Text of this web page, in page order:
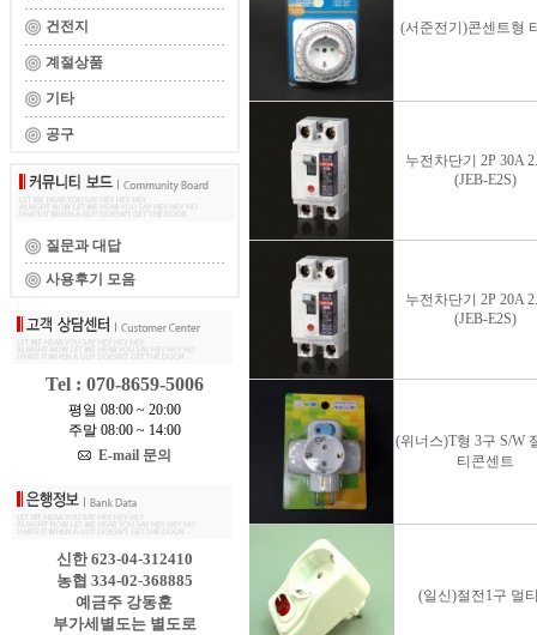
건전지
계절상품
기타
공구
질문과 대답
사용후기 모음
Tel : 070-8659-5006
평일 08:00 ~ 20:00
주말 08:00 ~ 14:00
E-mail 문의
신한 623-04-312410
농협 334-02-368885
예금주 강동훈
부가세별도는 별도로
(서준전기)콘센트형
누전차단기 2P 30A
(JEB-E2S)
누전차단기 2P 20A
(JEB-E2S)
(위너스)T형 3구 S/W
티콘센트
(일신)절전1구 멀